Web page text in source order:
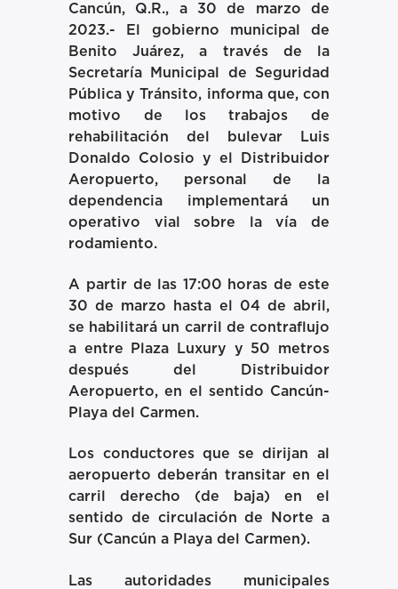
Cancún, Q.R., a 30 de marzo de
2023.- El gobierno municipal de
Benito Juárez, a través de la
Secretaría Municipal de Seguridad
Pública y Tránsito, informa que, con
motivo de los trabajos de
rehabilitación del bulevar Luis
Donaldo Colosio y el Distribuidor
Aeropuerto, personal de la
dependencia implementará un
operativo vial sobre la vía de
rodamiento.
A partir de las 17:00 horas de este
30 de marzo hasta el 04 de abril,
se habilitará un carril de contraflujo
a entre Plaza Luxury y 50 metros
después del Distribuidor
Aeropuerto, en el sentido Cancún-
Playa del Carmen.
Los conductores que se dirijan al
aeropuerto deberán transitar en el
carril derecho (de baja) en el
sentido de circulación de Norte a
Sur (Cancún a Playa del Carmen).
Las autoridades municipales